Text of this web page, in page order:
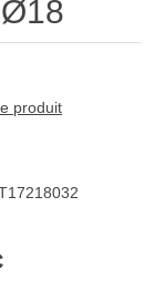
produit